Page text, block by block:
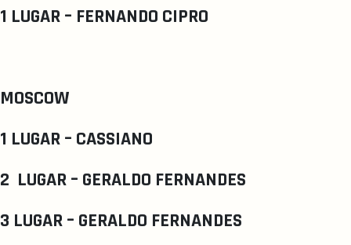
1 LUGAR – FERNANDO CIPRO
MOSCOW
1 LUGAR – CASSIANO
2 LUGAR – GERALDO FERNANDES
3 LUGAR – GERALDO FERNANDES